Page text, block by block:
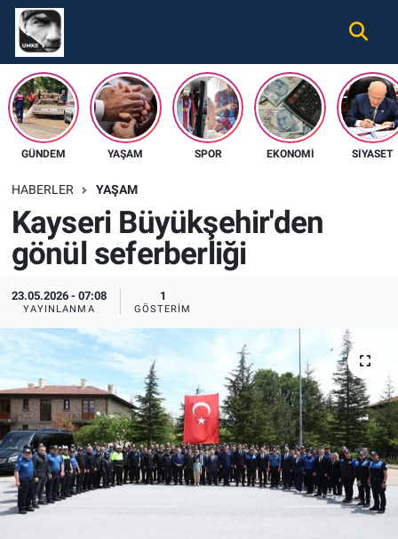
GÜNDEM YAŞAM SPOR EKONOMI SIYASET
HABERLER YAŞAM
Kayseri Büyükşehir'den
gönül seferberliği
23.05.2026 - 07:08
YAYINLANMA
1
GÖSTERIM
Gündem
Ekonomi
Spor
Tüm Haberler
İletişim
Künye
Nöbetçi Eczaneler
Hava Durumu
Namaz Vakitleri
Süper Lig Puan Durumu ve Fikstür
Tüm Manşetler
Son Dakika Haberleri
Haber Arşivi